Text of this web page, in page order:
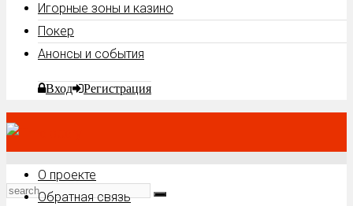
Игорные зоны и казино
Покер
Анонсы и события
Вход Регистрация
О проекте
Обратная связь